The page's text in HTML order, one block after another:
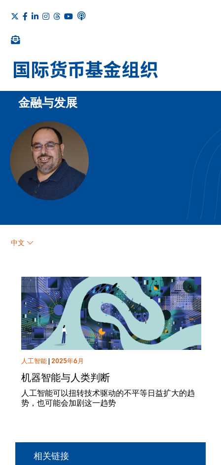
金融与发展
fanddAuthorsTitle
中文
人工智能|2025年6月
机器智能与人类判断
人工智能可以扭转技术驱动的不平等日益扩大的趋
势，也可能会加剧这一趋势
相关链接